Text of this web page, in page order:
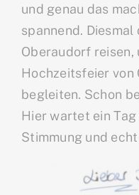
und genau das
spannend.
Oberaudorf reisen,
Hochzeitsfeier von
begleiten. Schon
Hier wartet ein
Stimmung und